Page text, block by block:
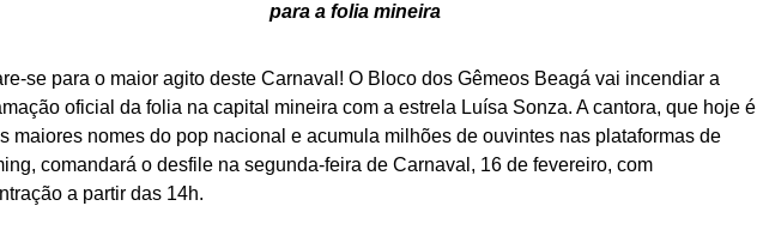
para a folia mineira
se para o maior agito deste Carnaval! O Bloco dos Gêmeos Beagá vai incendiar a
oficial da folia na capital mineira com a estrela Luísa Sonza. A cantora, que hoje é
maiores nomes do pop nacional e acumula milhões de ouvintes nas plataformas de
comandará o desfile na segunda-feira de Carnaval, 16 de fevereiro, com
a partir das 14h.